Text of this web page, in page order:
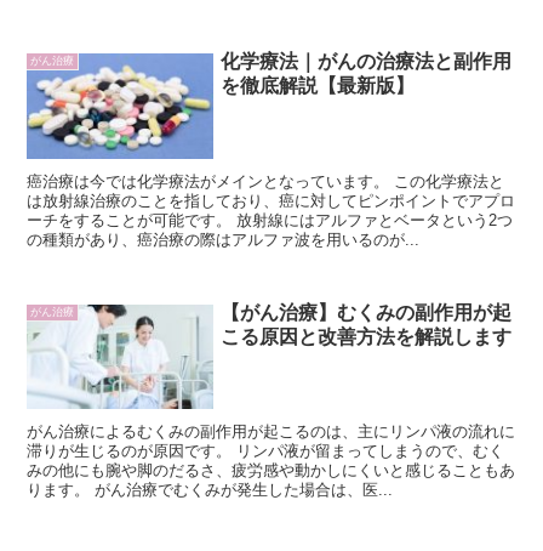
がん治療
化学療法｜がんの治療法と副作用
を徹底解説【最新版】
癌治療は今では化学療法がメインとなっています。 この化学療法と
は放射線治療のことを指しており、癌に対してピンポイントでアプロ
ーチをすることが可能です。 放射線にはアルファとベータという2つ
の種類があり、癌治療の際はアルファ波を用いるのが...
がん治療
【がん治療】むくみの副作用が起
こる原因と改善方法を解説します
がん治療によるむくみの副作用が起こるのは、主にリンパ液の流れに
滞りが生じるのが原因です。 リンパ液が留まってしまうので、むく
みの他にも腕や脚のだるさ、疲労感や動かしにくいと感じることもあ
ります。 がん治療でむくみが発生した場合は、医...